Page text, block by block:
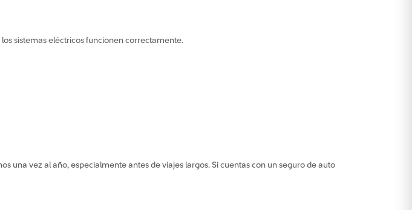
sistemas eléctricos funcionen correctamente.
una vez al año, especialmente antes de viajes largos. Si cuentas con un seguro de auto